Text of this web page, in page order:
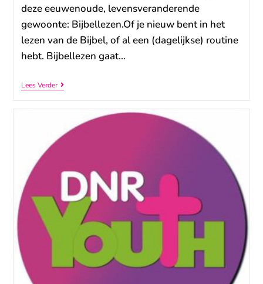
deze eeuwenoude, levensveranderende
gewoonte: Bijbellezen.Of je nieuw bent in het
lezen van de Bijbel, of al een (dagelijkse) routine
hebt. Bijbellezen gaat…
Lees Verder